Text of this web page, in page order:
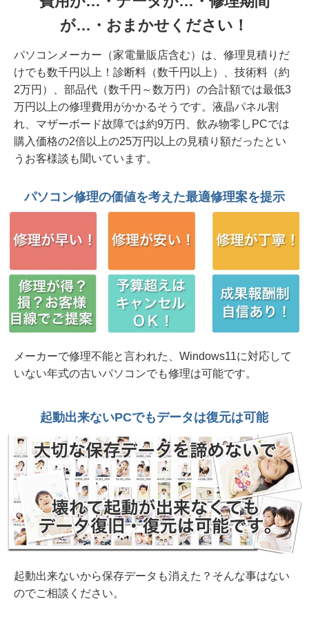
i5/16GB/SSD512/Office2024H&B
ProDesk 400 G7 桜川市法人様
2026年 8月 4日 起動不能 2019年モデル 富士通
Lifebook AH79/D3 SSD故障 データ復旧修理 つく
ば市
2026年 8月 3日 起動不能 NECノート VasaPro
VF-G 原因はメモリー故障だった 水戸市
2026年 8月 3日 音が出ない、WiFiが繋がらな
い、動作も遅い マウスコンピュータ 水戸市
2026年 8月 3日 当社修理記事を見てご来店
2026年 7月30日 起動不能/職場環境改善 富士通
ESPLIMO D587/RX 笠間市法人様から
2026年 7月30日 水戸市法人様 NEC PC コーヒ
2026年 7月30日 Insert system disk in drive... 起
2026年 7月30日 2in1 HP ENVY x360 15インチ
モデル ヒンジ部分破損 日立市個人様から
2026年 7月26日 購入2か月 落下で画面破損 富
士通FMV U500-K3 水戸市
2026年 7月25日 コーラ零しで起動不能 富士通
Lifebook AH50/D3 鉾田市個人様
DELL Inspiron15 3520 水戸市
2026年 7月19日 初期セットアップ約30分
が…・おまかせください！
パソコンメーカー（家電量販店含む）は、修理見積りだ
けでも数千円以上！診断料（数千円以上）、技術料（約
2万円）、部品代（数千円～数万円）の合計額では最低3
万円以上の修理費用がかかるそうです。液晶パネル割
れ、マザーボード故障では約9万円、飲み物零しPCでは
購入価格の2倍以上の25万円以上の見積り額だったとい
うお客様談も聞いています。
パソコン修理の価値を考えた最適修理案を提示
メーカーで修理不能と言われた、Windows11に対応して
いない年式の古いパソコンでも修理は可能です。
起動出来ないPCでもデータは復元は可能
起動出来ないから保存データも消えた？そんな事はない
のでご相談ください。